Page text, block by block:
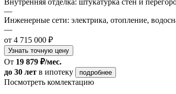
—
Инженерные сети: электрика, отопление,
—
от 4 715 000 ₽
Узнать точную цену
От 19 879 ₽/мес.
до 30 лет в ипотеку подробнее
Посмотреть комлектацию